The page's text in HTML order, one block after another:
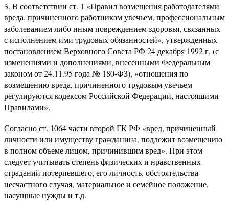
3. В соответствии ст. 1 «Правил возмещения работодателями
вреда, причиненного работникам увечьем, профессиональным
заболеванием либо иным повреждением здоровья, связанных
с исполнением ими трудовых обязанностей», утвержденных
постановлением Верховного Совета РФ 24 декабря 1992 г. (с
изменениями и дополнениями, внесенными Федеральным
законом от 24.11.95 года № 180-ФЗ), «отношения по
возмещению вреда, причиненного трудовым увечьем
регулируются кодексом Российской Федерации, настоящими
Правилами».
Согласно ст. 1064 части второй ГК РФ «вред, причиненный
личности или имуществу гражданина, подлежит возмещению
в полном объеме лицом, причинившим вред». При этом
следует учитывать степень физических и нравственных
страданий потерпевшего, его личность, обстоятельства
несчастного случая, материальное и семейное положение,
насущные нужды и т.д.